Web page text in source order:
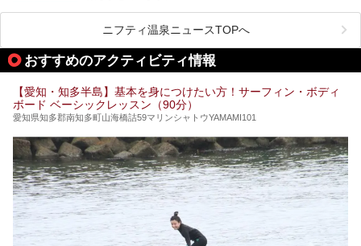
ムリエの目線で紹介していきます！
名古屋市内にはスーパー銭湯や日帰り温泉が多く、「どこに
行こうかな？」と悩んでしまう方も多いと思います。
ぜひこの記事を参考にして「キャナル・リゾート」に出かけ
てみるのはいかがでしょうか？
ニフティ温泉ニュースTOPへ
おすすめのアクティビティ情報
【愛知・知多半島】基本を身につけたい方！サーフィン・ボディ
ボード ベーシックレッスン（90分）
愛知県知多郡南知多町山海橋詰59マリンシャトウYAMAMI101